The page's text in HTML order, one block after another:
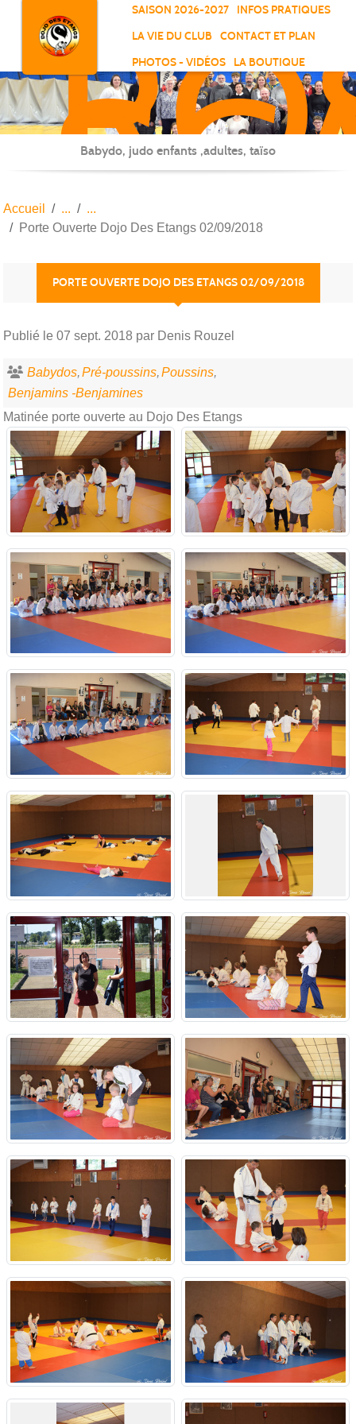
SAISON 2026-2027
INFOS PRATIQUES
LA VIE DU CLUB
CONTACT ET PLAN
PHOTOS - VIDÉOS
LA BOUTIQUE
-
-
Babydo, judo enfants ,adultes, taïso
Accueil
Porte Ouverte Dojo Des Etangs 02/09/2018
PORTE OUVERTE DOJO DES ETANGS 02/09/2018
Publié le 07 sept. 2018 par Denis Rouzel
Babydos Pré-poussins Poussins
Benjamins -Benjamines
Matinée porte ouverte au Dojo Des Etangs
Panneau de gestion des cookies